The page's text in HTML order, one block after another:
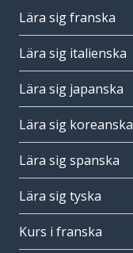
Lära sig franska
Lära sig italienska
Lära sig japanska
Lära sig koreanska
Lära sig spanska
Lära sig tyska
Kurs i franska